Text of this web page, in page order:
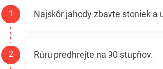
Najskôr jahody zbavte stoniek a
Rúru predhrejte na 90 stupňov.